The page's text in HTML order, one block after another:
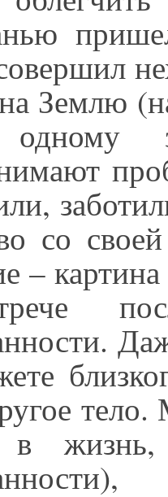
Землю
одному
со
–
жизнь,